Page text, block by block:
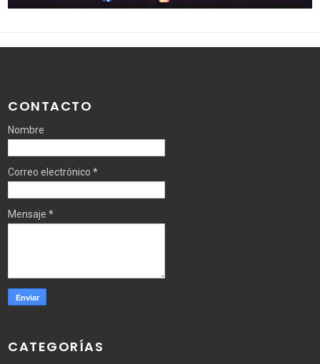
CONTACTO
Nombre
Correo electrónico*
Mensaje*
CATEGORÍAS